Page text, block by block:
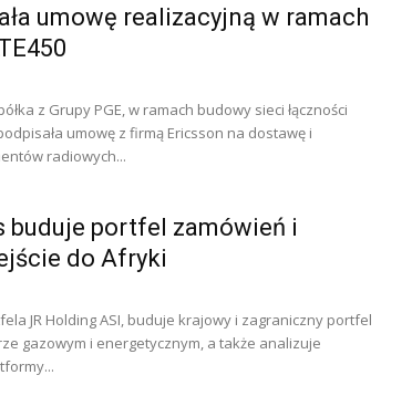
umowę realizacyjną w ramach
z Grupy PGE, w ramach budowy sieci łączności
umowę z firmą Ericsson na dostawę i
radiowych...
buduje portfel zamówień i
do Afryki
JR Holding ASI, buduje krajowy i zagraniczny portfel
gazowym i energetycznym, a także analizuje